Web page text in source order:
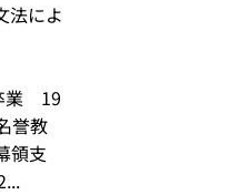
法によ
　19
誉教
領支